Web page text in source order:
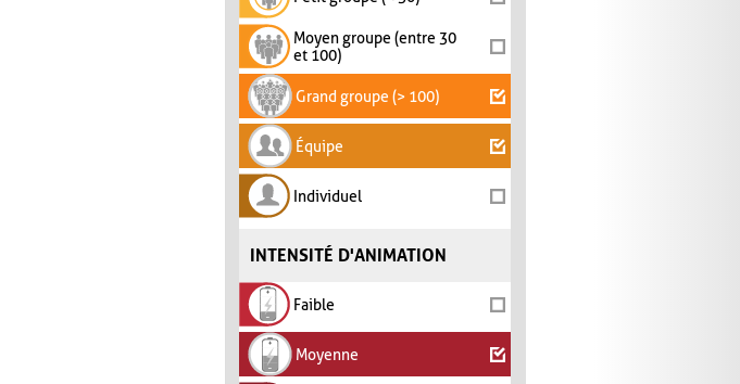
Moyen groupe (entre 30
et 100)
Grand groupe (> 100)
Équipe
Individuel
INTENSITÉ D'ANIMATION
Faible
Moyenne